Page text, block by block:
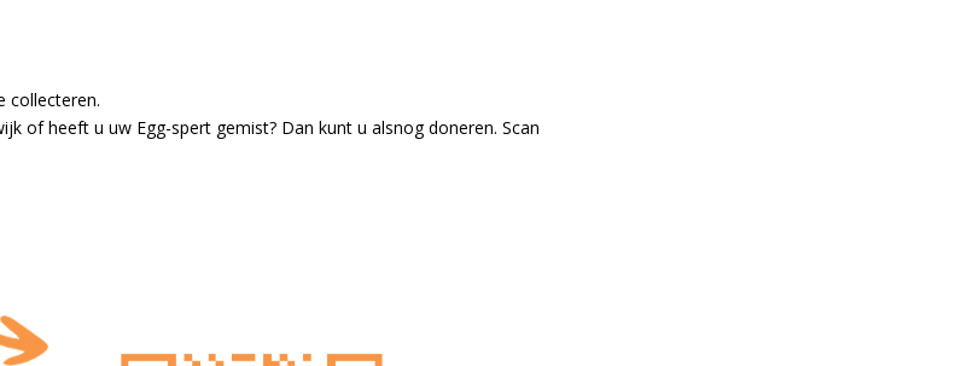
collecteren.
of heeft u uw Egg-spert gemist? Dan kunt u alsnog doneren. Scan